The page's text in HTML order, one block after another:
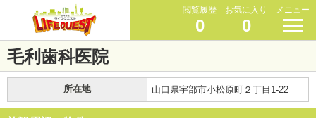
閲覧履歴
0
お気に入り
0
メニュー
毛利歯科医院
所在地 山口県宇部市小松原町２丁目1-22